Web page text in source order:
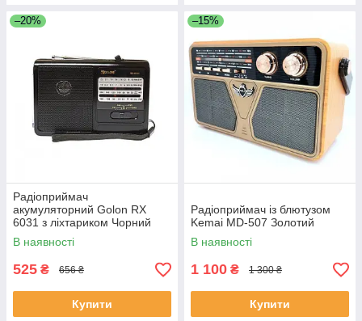
–20%
Радіоприймач
акумуляторний Golon RX
6031 з ліхтариком Чорний
В наявності
525 ₴ 656 ₴
Купити
–15%
Радіоприймач із блютузом
Kemai MD-507 Золотий
В наявності
1 100 ₴ 1 300 ₴
Купити